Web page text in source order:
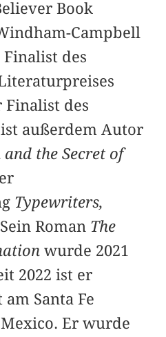
Book
Campbell
des
des
außerdem Autor
the Secret of
Typewriters,
Roman The
wurde 2021
2022 ist er
Santa Fe
Er wurde